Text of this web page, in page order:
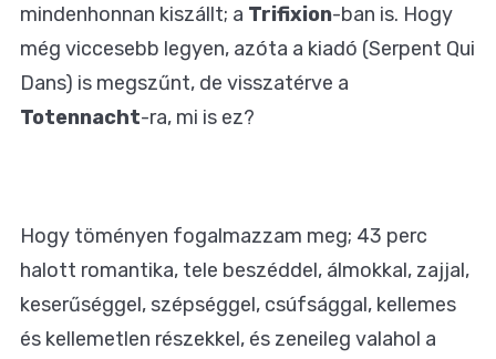
mindenhonnan kiszállt; a Trifixion-ban is. Hogy
még viccesebb legyen, azóta a kiadó (Serpent Qui
Dans) is megszűnt, de visszatérve a
Totennacht-ra, mi is ez?
Hogy töményen fogalmazzam meg; 43 perc
halott romantika, tele beszéddel, álmokkal, zajjal,
keserűséggel, szépséggel, csúfsággal, kellemes
és kellemetlen részekkel, és zeneileg valahol a